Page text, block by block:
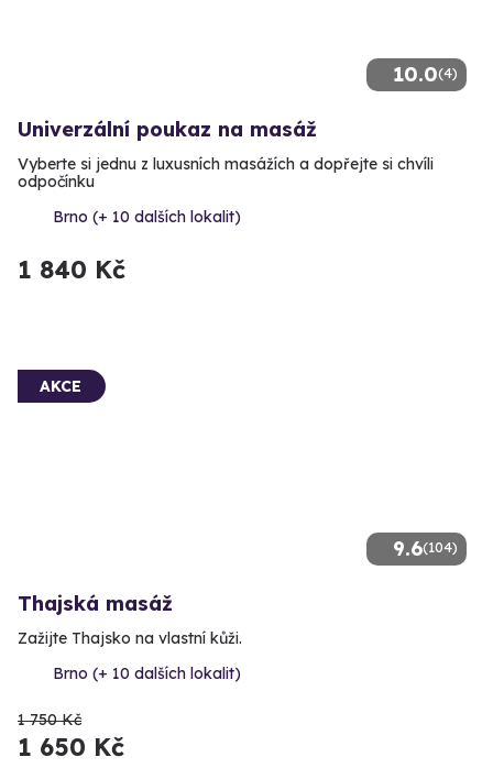
10.0(4)
Univerzální poukaz na masáž
Vyberte si jednu z luxusních masážích a dopřejte si chvíli
odpočínku
Brno (+ 10 dalších lokalit)
1 840 Kč
9.6(104)
AKCE
Thajská masáž
Zažijte Thajsko na vlastní kůži.
Brno (+ 10 dalších lokalit)
1 750 Kč
1 650 Kč